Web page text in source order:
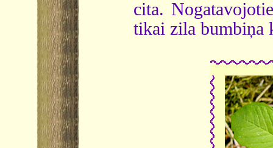
cita.
tikai zila bumbiņa